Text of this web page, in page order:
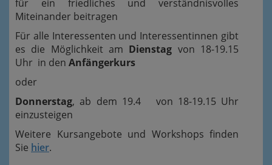
für ein friedliches und verständnisvolles
Miteinander beitragen
Für alle Interessenten und Interessentinnen gibt
es die Möglichkeit am Dienstag von 18-19.15
Uhr in den Anfängerkurs
oder
Donnerstag, ab dem 19.4 von 18-19.15 Uhr
einzusteigen
Weitere Kursangebote und Workshops finden
Sie hier.